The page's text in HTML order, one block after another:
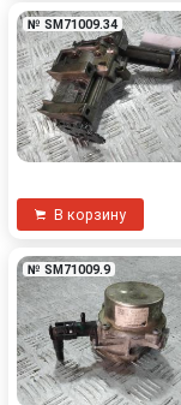
№ SM71009.34
В корзину
№ SM71009.9